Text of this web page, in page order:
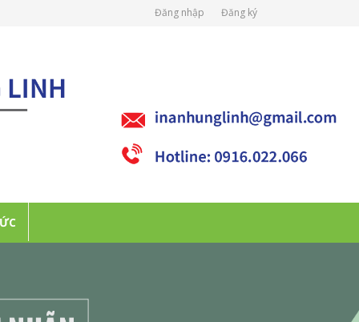
Đăng nhập Đăng ký